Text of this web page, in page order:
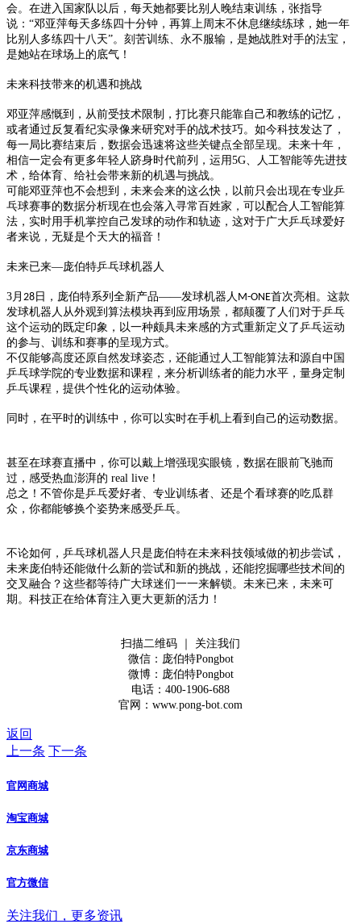
会。在进入国家队以后，每天她都要比别人晚结束训练，张指导
说： “邓亚萍每天多练四十分钟，再算上周末不休息继续练球，她一年
比别人多练四十八天”。刻苦训练、永不服输，是她战胜对手的法宝，
是她站在球场上的底气！
未来科技带来的机遇和挑战
邓亚萍感慨到，从前受技术限制，打比赛只能靠自己和教练的记忆，
或者通过反复看纪实录像来研究对手的战术技巧。如今科技发达了，
每一局比赛结束后，数据会迅速将这些关键点全部呈现。未来十年，
相信一定会有更多年轻人跻身时代前列，运用5G、人工智能等先进技
术，给体育、给社会带来新的机遇与挑战。
可能邓亚萍也不会想到，未来会来的这么快，以前只会出现在专业乒
乓球赛事的数据分析现在也会落入寻常百姓家，可以配合人工智能算
法，实时用手机掌控自己发球的动作和轨迹，这对于广大乒乓球爱好
者来说，无疑是个天大的福音！
未来已来—庞伯特乒乓球机器人
3月 28 日，庞伯特系列全新产品——发球机器人 M-ONE首次亮相。这款
发球机器人从外观到算法模块再到应用场景，都颠覆了人们对于乒乓
这个运动的既定印象，以一种颇具未来感的方式重新定义了乒乓运动
的参与、训练和赛事的呈现方式。
不仅能够高度还原自然发球姿态，还能通过人工智能算法和源自中国
乒乓球学院的专业数据和课程，来分析训练者的能力水平，量身定制
乒乓课程，提供个性化的运动体验。
同时，在平时的训练中，你可以实时在手机上看到自己的运动数据。
甚至在球赛直播中，你可以戴上增强现实眼镜，数据在眼前飞驰而
过，感受热血澎湃的 real live ！
总之！不管你是乒乓爱好者、专业训练者、还是个看球赛的吃瓜群
众，你都能够换个姿势来感受乒乓。
不论如何，乒乓球机器人只是庞伯特在未来科技领域做的初步尝试，
未来庞伯特还能做什么新的尝试和新的挑战，还能挖掘哪些技术间的
交叉融合？这些都等待广大球迷们一一来解锁。未来已来，未来可
期。科技正在给体育注入更大更新的活力！
扫描二维码
关注我们
微信：庞伯特Pongbot
微博：庞伯特Pongbot
电话： 400-1906-688
官网： www.pong-bot.com
返回
上一条 下一条
官网商城
淘宝商城
京东商城
官方微信
关注我们，更多资讯